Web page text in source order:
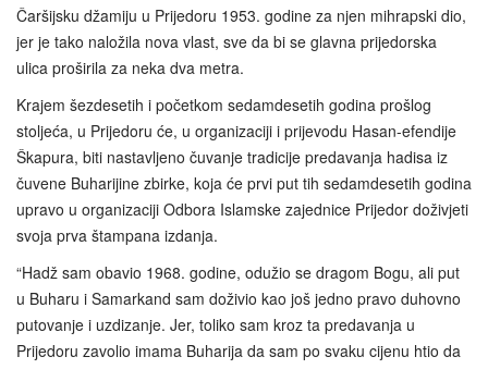
Čaršijsku džamiju u Prijedoru 1953. godine za njen mihrapski dio,
jer je tako naložila nova vlast, sve da bi se glavna prijedorska
ulica proširila za neka dva metra.
Krajem šezdesetih i početkom sedamdesetih godina prošlog
stoljeća, u Prijedoru će, u organizaciji i prijevodu Hasan-efendije
Škapura, biti nastavljeno čuvanje tradicije predavanja hadisa iz
čuvene Buharijine zbirke, koja će prvi put tih sedamdesetih godina
upravo u organizaciji Odbora Islamske zajednice Prijedor doživjeti
svoja prva štampana izdanja.
“Hadž sam obavio 1968. godine, odužio se dragom Bogu, ali put
u Buharu i Samarkand sam doživio kao još jedno pravo duhovno
putovanje i uzdizanje. Jer, toliko sam kroz ta predavanja u
Prijedoru zavolio imama Buharija da sam po svaku cijenu htio da